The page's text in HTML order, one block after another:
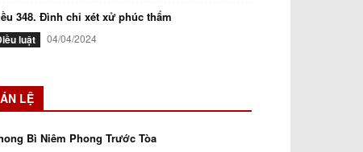
348. Đình chỉ xét xử phúc thẩm
luật 04/04/2024
ÁN LỆ
Bì Niêm Phong Trước Tòa